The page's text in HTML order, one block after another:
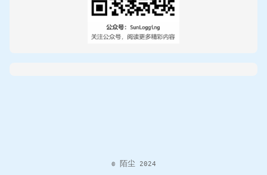
© 陌尘 2024